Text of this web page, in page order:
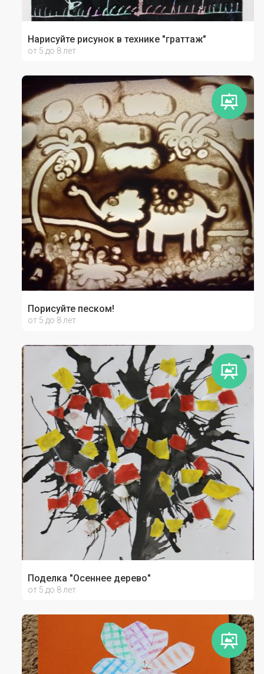
Нарисуйте рисунок в технике "граттаж"
от 5 до 8 лет
Порисуйте песком!
от 5 до 8 лет
Поделка "Осеннее дерево"
от 5 до 8 лет